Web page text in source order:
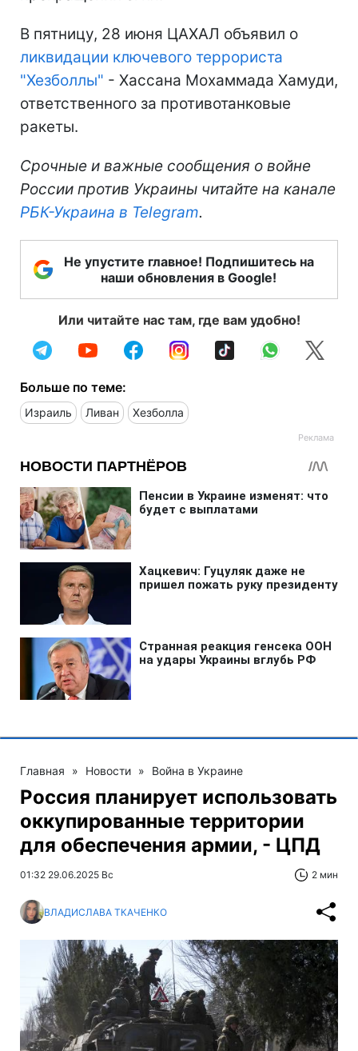
В пятницу, 28 июня ЦАХАЛ объявил о
ликвидации ключевого террориста
"Хезболлы" - Хассана Мохаммада Хамуди,
ответственного за противотанковые
ракеты.
Срочные и важные сообщения о войне
России против Украины читайте на канале
РБК-Украина в Telegram.
Не упустите главное! Подпишитесь на
наши обновления в Google!
Или читайте нас там, где вам удобно!
Больше по теме:
Израиль Ливан Хезболла
Главная » Новости » Война в Украине
Россия планирует использовать
оккупированные территории
для обеспечения армии, - ЦПД
01:32 29.06.2025 Вс 2 мин
ВЛАДИСЛАВА ТКАЧЕНКО